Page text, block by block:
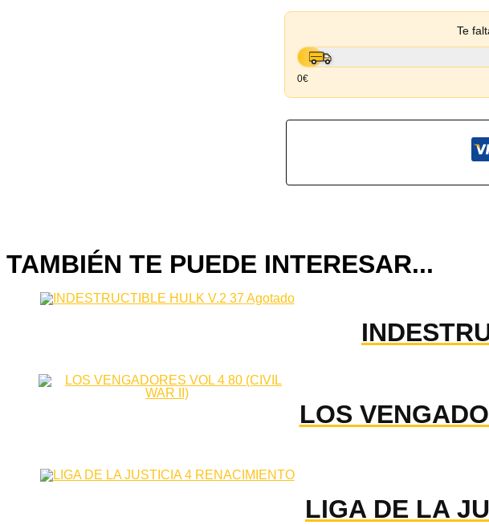
DESENMASCARADO
Te
0€
TAMBIÉN TE PUEDE INTERESAR...
Agotado
LOS
LIGA DE LA